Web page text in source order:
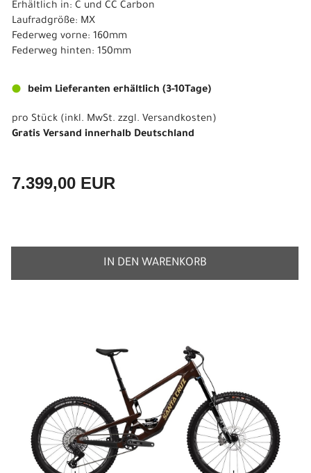
Erhältlich in: C und CC Carbon
Laufradgröße: MX
Federweg vorne: 160mm
Federweg hinten: 150mm
beim Lieferanten erhältlich (3-10Tage)
pro Stück (inkl. MwSt. zzgl. Versandkosten)
Gratis Versand innerhalb Deutschland
7.399,00 EUR
IN DEN WARENKORB